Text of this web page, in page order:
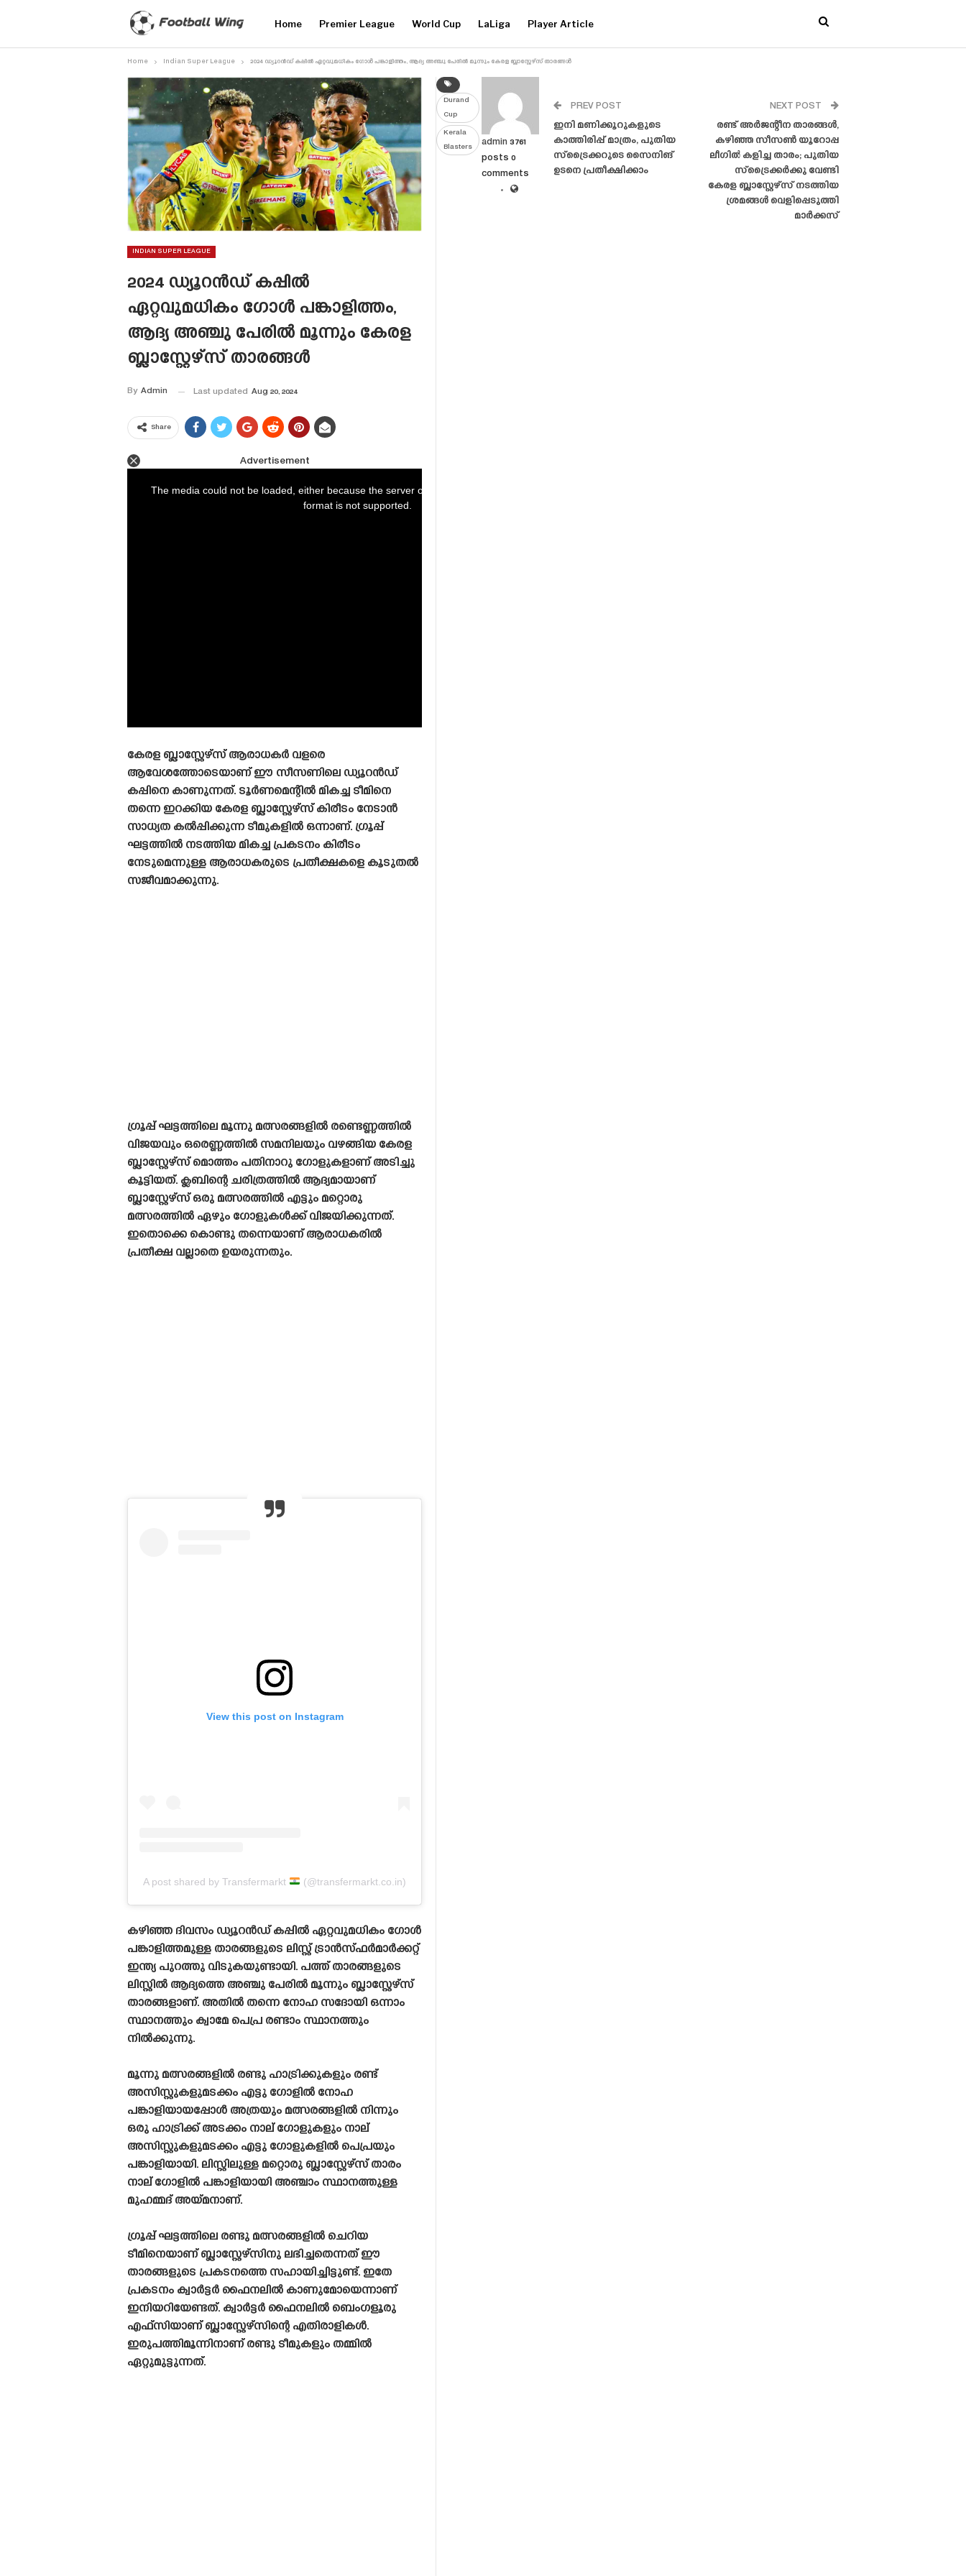
Home Premier League World Cup LaLiga Player Article
Home Indian Super League 2024 ഡ്യൂറൻഡ് കപ്പിൽ ഏറ്റവുമധികം ഗോൾ പങ്കാളിത്തം, ആദ്യ അഞ്ചു പേരിൽ മൂന്നും കേരള ബ്ലാസ്റ്റേഴ്‌സ് താരങ്ങൾ
INDIAN SUPER LEAGUE
2024 ഡ്യൂറൻഡ് കപ്പിൽ
ഏറ്റവുമധികം ഗോൾ പങ്കാളിത്തം,
ആദ്യ അഞ്ചു പേരിൽ മൂന്നും കേരള
ബ്ലാസ്റ്റേഴ്‌സ് താരങ്ങൾ
By Admin Last updated Aug 20, 2024
Share
Advertisement
The media could not be loaded, either because the server or network failed or because the
format is not supported.
കേരള ബ്ലാസ്റ്റേഴ്‌സ് ആരാധകർ വളരെ
ആവേശത്തോടെയാണ് ഈ സീസണിലെ ഡ്യൂറൻഡ്
കപ്പിനെ കാണുന്നത്. ടൂർണമെന്റിൽ മികച്ച ടീമിനെ
തന്നെ ഇറക്കിയ കേരള ബ്ലാസ്റ്റേഴ്‌സ് കിരീടം നേടാൻ
സാധ്യത കൽപ്പിക്കുന്ന ടീമുകളിൽ ഒന്നാണ്. ഗ്രൂപ്പ്
ഘട്ടത്തിൽ നടത്തിയ മികച്ച പ്രകടനം കിരീടം
നേടുമെന്നുള്ള ആരാധകരുടെ പ്രതീക്ഷകളെ കൂടുതൽ
സജീവമാക്കുന്നു.
ഗ്രൂപ്പ് ഘട്ടത്തിലെ മൂന്നു മത്സരങ്ങളിൽ രണ്ടെണ്ണത്തിൽ
വിജയവും ഒരെണ്ണത്തിൽ സമനിലയും വഴങ്ങിയ കേരള
ബ്ലാസ്റ്റേഴ്‌സ് മൊത്തം പതിനാറു ഗോളുകളാണ് അടിച്ചു
കൂട്ടിയത്. ക്ലബിന്റെ ചരിത്രത്തിൽ ആദ്യമായാണ്
ബ്ലാസ്റ്റേഴ്‌സ് ഒരു മത്സരത്തിൽ എട്ടും മറ്റൊരു
മത്സരത്തിൽ ഏഴും ഗോളുകൾക്ക് വിജയിക്കുന്നത്.
ഇതൊക്കെ കൊണ്ടു തന്നെയാണ് ആരാധകരിൽ
പ്രതീക്ഷ വല്ലാതെ ഉയരുന്നതും.
View this post on Instagram
A post shared by Transfermarkt (@transfermarkt.co.in)
കഴിഞ്ഞ ദിവസം ഡ്യൂറൻഡ് കപ്പിൽ ഏറ്റവുമധികം ഗോൾ
പങ്കാളിത്തമുള്ള താരങ്ങളുടെ ലിസ്റ്റ് ട്രാൻസ്‌ഫർമാർക്കറ്റ്
ഇന്ത്യ പുറത്തു വിടുകയുണ്ടായി. പത്ത് താരങ്ങളുടെ
ലിസ്റ്റിൽ ആദ്യത്തെ അഞ്ചു പേരിൽ മൂന്നും ബ്ലാസ്റ്റേഴ്‌സ്
താരങ്ങളാണ്. അതിൽ തന്നെ നോഹ സദോയി ഒന്നാം
സ്ഥാനത്തും ക്വാമേ പെപ്ര രണ്ടാം സ്ഥാനത്തും
നിൽക്കുന്നു.
മൂന്നു മത്സരങ്ങളിൽ രണ്ടു ഹാട്രിക്കുകളും രണ്ട്
അസിസ്റ്റുകളുമടക്കം എട്ടു ഗോളിൽ നോഹ
പങ്കാളിയായപ്പോൾ അത്രയും മത്സരങ്ങളിൽ നിന്നും
ഒരു ഹാട്രിക്ക് അടക്കം നാല് ഗോളുകളും നാല്
അസിസ്റ്റുകളുമടക്കം എട്ടു ഗോളുകളിൽ പെപ്രയും
പങ്കാളിയായി. ലിസ്റ്റിലുള്ള മറ്റൊരു ബ്ലാസ്റ്റേഴ്‌സ് താരം
നാല് ഗോളിൽ പങ്കാളിയായി അഞ്ചാം സ്ഥാനത്തുള്ള
മുഹമ്മദ് അയ്‌മനാണ്.
ഗ്രൂപ്പ് ഘട്ടത്തിലെ രണ്ടു മത്സരങ്ങളിൽ ചെറിയ
ടീമിനെയാണ് ബ്ലാസ്റ്റേഴ്‌സിനു ലഭിച്ചതെന്നത് ഈ
താരങ്ങളുടെ പ്രകടനത്തെ സഹായിച്ചിട്ടുണ്ട്. ഇതേ
പ്രകടനം ക്വാർട്ടർ ഫൈനലിൽ കാണുമോയെന്നാണ്
ഇനിയറിയേണ്ടത്. ക്വാർട്ടർ ഫൈനലിൽ ബെംഗളൂരു
എഫ്‌സിയാണ് ബ്ലാസ്റ്റേഴ്‌സിന്റെ എതിരാളികൾ.
ഇരുപത്തിമൂന്നിനാണ് രണ്ടു ടീമുകളും തമ്മിൽ
ഏറ്റുമുട്ടുന്നത്.
Durand
Cup
Kerala
Blasters
admin 3761
posts 0
comments
PREV POST
ഇനി മണിക്കൂറുകളുടെ
കാത്തിരിപ്പ് മാത്രം, പുതിയ
സ്‌ട്രൈക്കറുടെ സൈനിങ്‌
ഉടനെ പ്രതീക്ഷിക്കാം
NEXT POST
രണ്ട് അർജന്റീന താരങ്ങൾ,
കഴിഞ്ഞ സീസൺ യൂറോപ്പ
ലീഗിൽ കളിച്ച താരം; പുതിയ
സ്‌ട്രൈക്കർക്കു വേണ്ടി
കേരള ബ്ലാസ്റ്റേഴ്‌സ് നടത്തിയ
ശ്രമങ്ങൾ വെളിപ്പെടുത്തി
മാർക്കസ്